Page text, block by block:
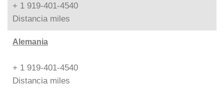
+ 1 919-401-4540
Distancia miles
Alemania
+ 1 919-401-4540
Distancia miles